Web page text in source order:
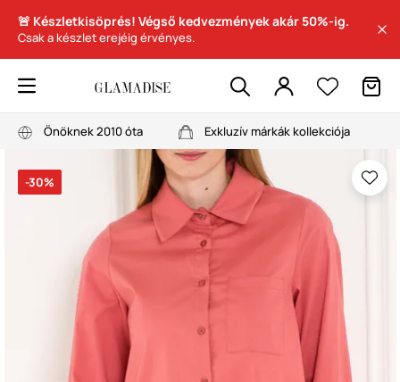
🚨 Készletkisöprés! Végső kedvezmények akár 50%-ig.
Csak a készlet erejéig érvényes.
Önöknek 2010 óta Exkluzív márkák kollekciója
-30%